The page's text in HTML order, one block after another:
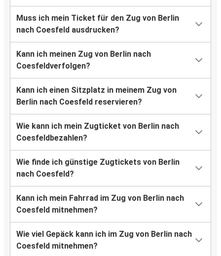
Muss ich mein Ticket für den Zug von Berlin
nach Coesfeld ausdrucken?
Kann ich meinen Zug von Berlin nach
Coesfeldverfolgen?
Kann ich einen Sitzplatz in meinem Zug von
Berlin nach Coesfeld reservieren?
Wie kann ich mein Zugticket von Berlin nach
Coesfeldbezahlen?
Wie finde ich günstige Zugtickets von Berlin
nach Coesfeld?
Kann ich mein Fahrrad im Zug von Berlin nach
Coesfeld mitnehmen?
Wie viel Gepäck kann ich im Zug von Berlin nach
Coesfeld mitnehmen?